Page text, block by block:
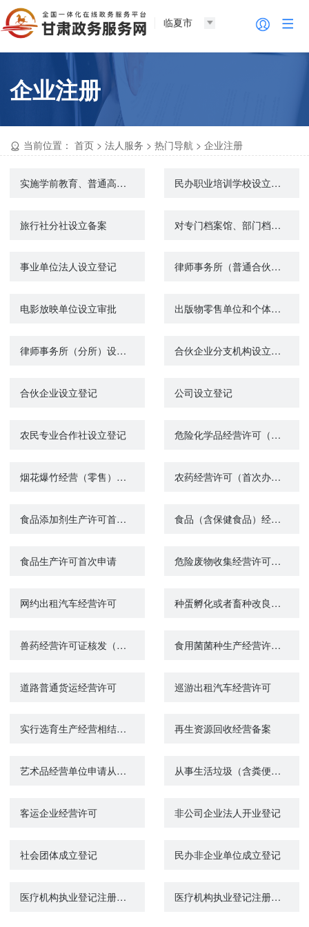
临夏市
企业注册
当前位置： 首页 >法人服务 >热门导航 >企业注册
实施学前教育、普通高中教育及中等职业教育的民办学校设立审批 民办职业培训学校设立审批
旅行社分社设立备案 对专门档案馆、部门档案馆的设立审核
事业单位法人设立登记 律师事务所（普通合伙所）设立许可
电影放映单位设立审批 出版物零售单位和个体工商户设立审批
律师事务所（分所）设立许可 合伙企业分支机构设立登记
合伙企业设立登记 公司设立登记
农民专业合作社设立登记 危险化学品经营许可（首次办理）
烟花爆竹经营（零售）许可（首次办理、变更或延期） 农药经营许可（首次办理）
食品添加剂生产许可首次申请 食品（含保健食品）经营许可首次申请
食品生产许可首次申请 危险废物收集经营许可（废矿物油、废镉镍电池）
网约出租汽车经营许可 种蛋孵化或者畜种改良生产经营许可证
兽药经营许可证核发（非生物制品类） 食用菌菌种生产经营许可证核发（母种、原种）
道路普通货运经营许可 巡游出租汽车经营许可
实行选育生产经营相结合、有效区域为全国的种子生产经营许可证核发 再生资源回收经营备案
艺术品经营单位申请从事艺术品经营活动的备案 从事生活垃圾（含粪便）经营性清扫、收集、运输、处理服务审批
客运企业经营许可 非公司企业法人开业登记
社会团体成立登记 民办非企业单位成立登记
医疗机构执业登记注册（新办） 医疗机构执业登记注册（变更）